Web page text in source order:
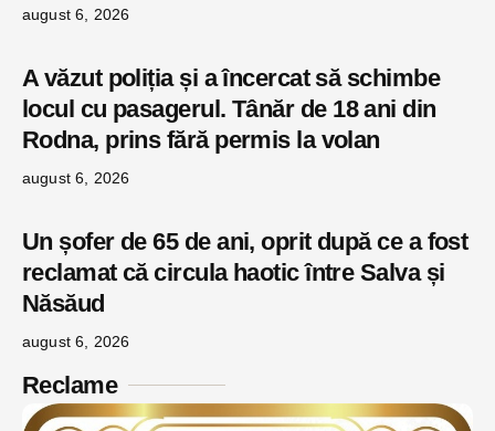
august 6, 2026
A văzut poliția și a încercat să schimbe
locul cu pasagerul. Tânăr de 18 ani din
Rodna, prins fără permis la volan
august 6, 2026
Un șofer de 65 de ani, oprit după ce a fost
reclamat că circula haotic între Salva și
Năsăud
august 6, 2026
Reclame